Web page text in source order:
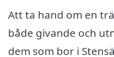
Att ta hand om en
både givande och
dem som bor i